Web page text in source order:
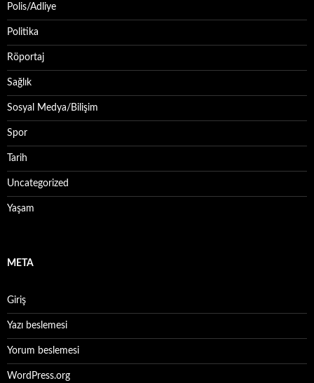
Polis/Adliye
Politika
Röportaj
Sağlık
Sosyal Medya/Bilişim
Spor
Tarih
Uncategorized
Yaşam
META
Giriş
Yazı beslemesi
Yorum beslemesi
WordPress.org